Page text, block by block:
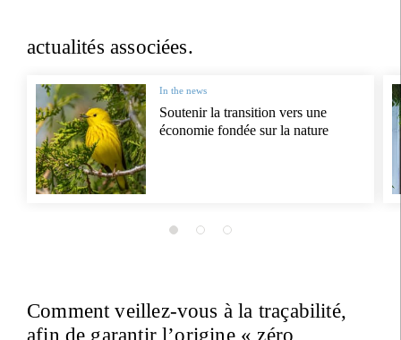
actualités associées.
In the news
Soutenir la transition vers une
économie fondée sur la nature
Comment veillez-vous à la traçabilité,
afin de garantir l’origine « zéro